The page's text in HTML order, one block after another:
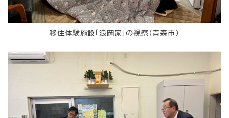
移住体験施設「浪岡家」の視察（青森市）